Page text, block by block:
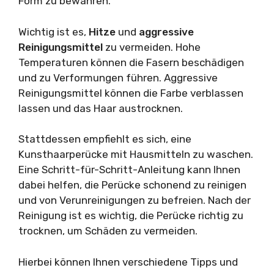
Wichtig ist es, Hitze und aggressive
Reinigungsmittel zu vermeiden. Hohe
Temperaturen können die Fasern beschädigen
und zu Verformungen führen. Aggressive
Reinigungsmittel können die Farbe verblassen
lassen und das Haar austrocknen.
Stattdessen empfiehlt es sich, eine
Kunsthaarperücke mit Hausmitteln zu waschen.
Eine Schritt-für-Schritt-Anleitung kann Ihnen
dabei helfen, die Perücke schonend zu reinigen
und von Verunreinigungen zu befreien. Nach der
Reinigung ist es wichtig, die Perücke richtig zu
trocknen, um Schäden zu vermeiden.
Hierbei können Ihnen verschiedene Tipps und